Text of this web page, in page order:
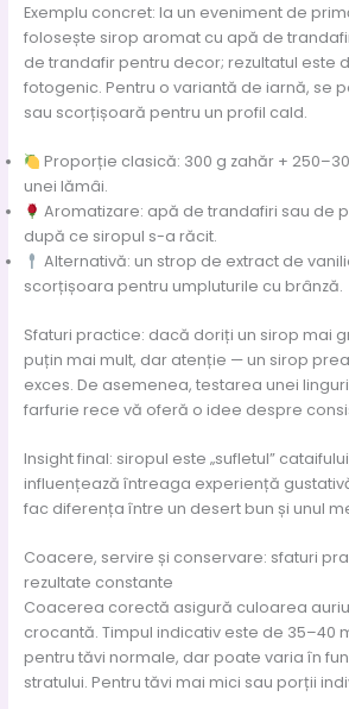
Exemplu concret: la un eveniment de
folosește sirop aromat cu apă de
de trandafir pentru decor; rezultatul este
fotogenic. Pentru o variantă de iarnă, se
sau scorțișoară pentru un profil cald.
Proporție clasică: 300 g zahăr +
unei lămâi.
Aromatizare: apă de trandafiri sau de
după ce siropul s-a răcit.
Alternativă: un strop de extract de
scorțișoara pentru umpluturile cu brânză.
Sfaturi practice: dacă doriți un sirop mai
puțin mai mult, dar atenție — un sirop
exces. De asemenea, testarea unei
farfurie rece vă oferă o idee despre
Insight final: siropul este „sufletul”
influențează întreaga experiență
fac diferența între un desert bun și unul
Coacere, servire și conservare: sfaturi
rezultate constante
Coacerea corectă asigură culoarea
crocantă. Timpul indicativ este de 35–40
pentru tăvi normale, dar poate varia în
stratului. Pentru tăvi mai mici sau porții